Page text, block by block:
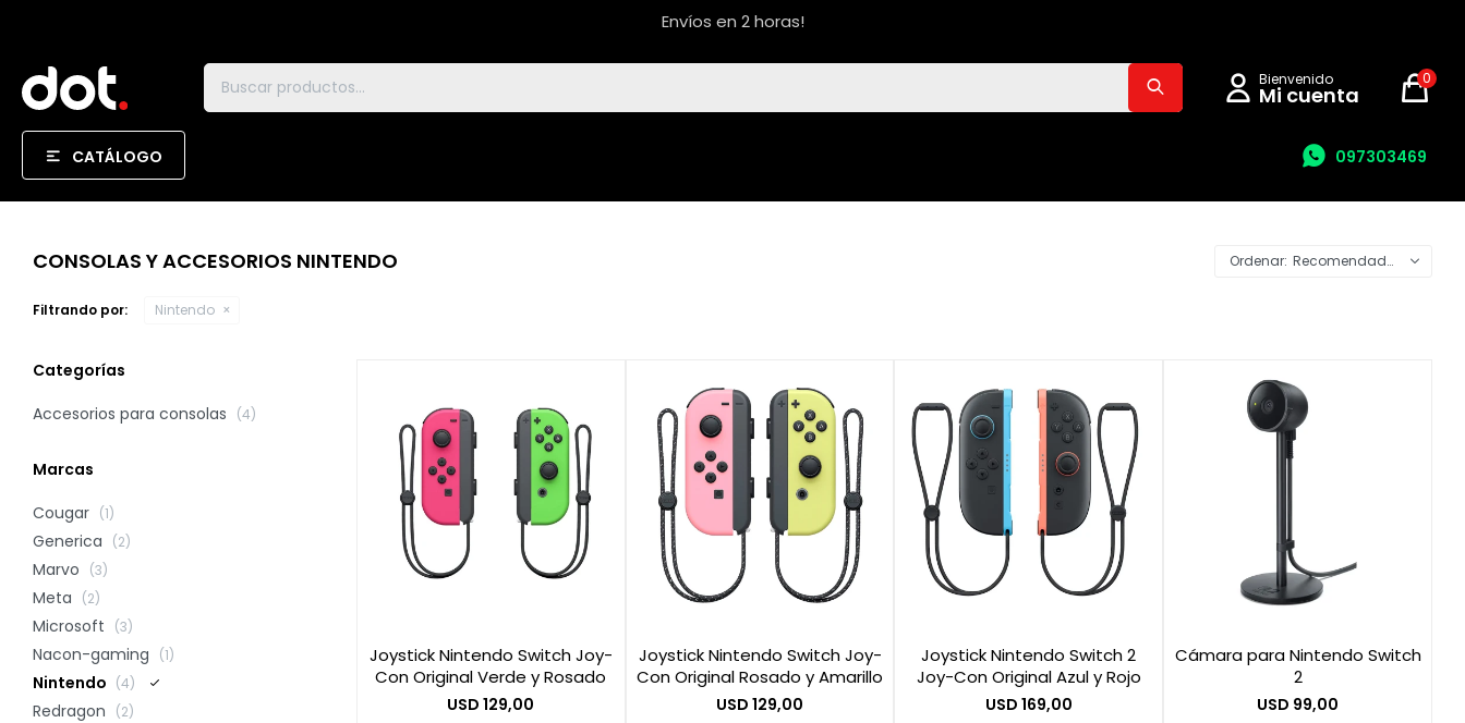
Envíos en 2 horas!
CATÁLOGO 097303469
0
CONSOLAS Y ACCESORIOS NINTENDO Recomendados
Filtrando por: Nintendo
Joystick Nintendo Switch Joy-
Con Original Verde y Rosado
USD 129,00
Joystick Nintendo Switch Joy-
Con Original Rosado y Amarillo
USD 129,00
Joystick Nintendo Switch 2
Joy-Con Original Azul y Rojo
USD 169,00
Cámara para Nintendo Switch
2
USD 99,00
Categorías
Accesorios para consolas
(4)
Marcas
Cougar (1)
Generica (2)
Marvo (3)
Meta (2)
Microsoft (3)
Nacon-gaming (1)
Nintendo (4)
Redragon (2)